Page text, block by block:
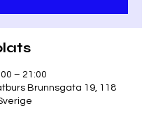
– 21:00
Brunnsgata 19, 118